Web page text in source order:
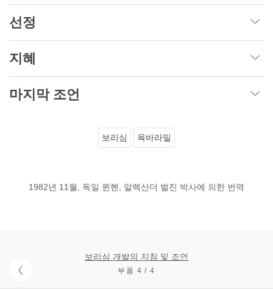
선정
지혜
마지막 조언
보리심 육바라밀
1982년 11월, 독일 뮌헨, 알렉산더 벌진 박사에 의한 번역
보리심 개발의 지침 및 조언
부품 4 / 4